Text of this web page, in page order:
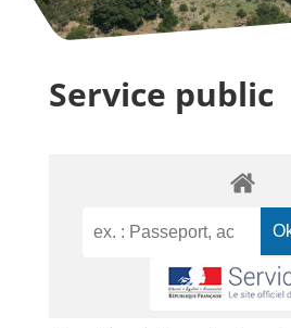
Service public